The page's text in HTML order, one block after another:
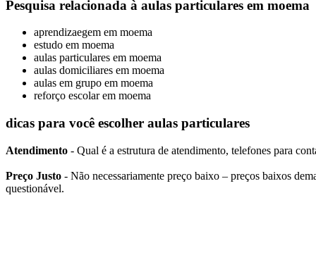
Pesquisa relacionada à aulas particulares em moema
aprendizaegem em moema
estudo em moema
aulas particulares em moema
aulas domiciliares em moema
aulas em grupo em moema
reforço escolar em moema
dicas para você escolher aulas particulares
Atendimento - Qual é a estrutura de atendimento, telefones para
Preço Justo - Não necessariamente preço baixo – preços baixos
questionável.